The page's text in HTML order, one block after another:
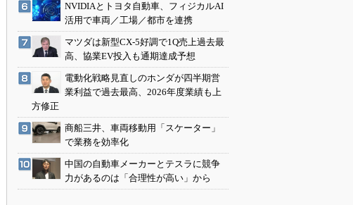
NVIDIAとトヨタ自動車、フィジカルAI
活用で車両／工場／都市を連携
マツダは新型CX-5好調で1Q売上過去最
高、協業EV投入も通期達成予想
電動化戦略見直しのホンダが四半期営
業利益で過去最高、2026年度業績も上
方修正
商船三井、車両移動用「スケーター」
で業務を効率化
中国の自動車メーカーとテスラに競争
力があるのは「合理性が高い」から